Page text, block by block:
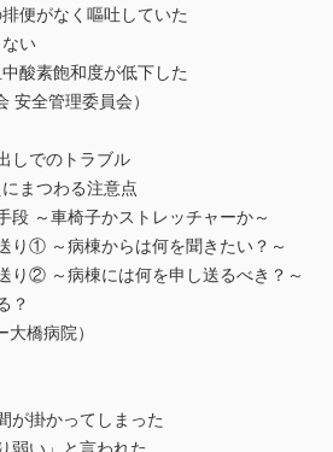
便がなく嘔吐していた
い
酸素飽和度が低下した
安全管理委員会）
しでのトラブル
まつわる注意点
～車椅子かストレッチャーか～
① ～病棟からは何を聞きたい？～
② ～病棟には何を申し送るべき？～
？
橋病院）
掛かってしまった